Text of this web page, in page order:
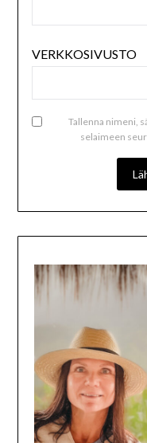
VERKKOSIVUSTO
Tallenna nimeni,
selaimeen